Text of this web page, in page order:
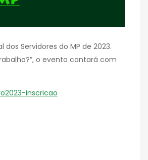
dos Servidores do MP de 2023.
o evento contará com
inscricao